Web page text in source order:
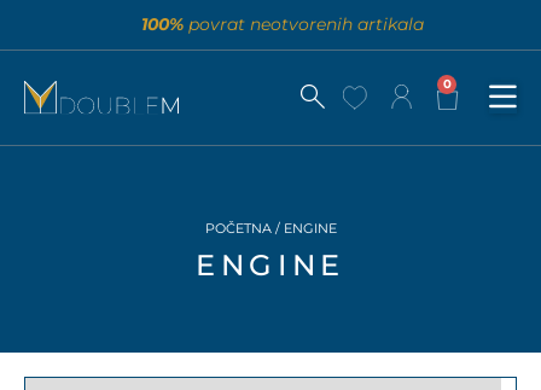
100% povrat neotvorenih artikala
0
POČETNA/ ENGINE
ENGINE